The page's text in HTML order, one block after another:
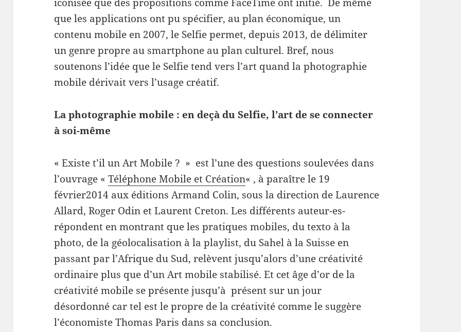
que les applications ont pu spécifier, au plan économique, un
contenu mobile en 2007, le Selfie permet, depuis 2013, de délimiter
un genre propre au smartphone au plan culturel. Bref, nous
soutenons l’idée que le Selfie tend vers l’art quand la photographie
mobile dérivait vers l’usage créatif.
La photographie mobile : en deçà du Selfie, l’art de se connecter
à soi-même
« Existe t’il un Art Mobile ? » est l’une des questions soulevées dans
l’ouvrage «Téléphone Mobile et Création« , à paraître le 19
février2014 aux éditions Armand Colin, sous la direction de Laurence
Allard, Roger Odin et Laurent Creton. Les différents auteur-es-
répondent en montrant que les pratiques mobiles, du texto à la
photo, de la géolocalisation à la playlist, du Sahel à la Suisse en
passant par l’Afrique du Sud, relèvent jusqu’alors d’une créativité
ordinaire plus que d’un Art mobile stabilisé. Et cet âge d’or de la
créativité mobile se présente jusqu’à présent sur un jour
désordonné car tel est le propre de la créativité comme le suggère
l’économiste Thomas Paris dans sa conclusion.